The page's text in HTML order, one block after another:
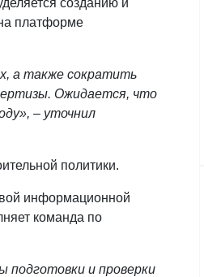
платформе
а также сократить
Ожидается, что
– уточнил
политики.
информационной
команда по
подготовки и проверки